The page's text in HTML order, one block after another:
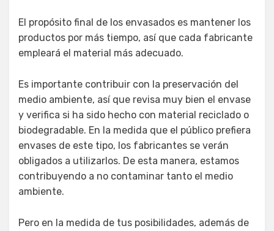
El propósito final de los envasados es mantener los
productos por más tiempo, así que cada fabricante
empleará el material más adecuado.
Es importante contribuir con la preservación del
medio ambiente, así que revisa muy bien el envase
y verifica si ha sido hecho con material reciclado o
biodegradable. En la medida que el público prefiera
envases de este tipo, los fabricantes se verán
obligados a utilizarlos. De esta manera, estamos
contribuyendo a no contaminar tanto el medio
ambiente.
Pero en la medida de tus posibilidades, además de